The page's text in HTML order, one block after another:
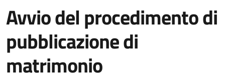
Avvio del procedimento di
pubblicazione di
matrimonio